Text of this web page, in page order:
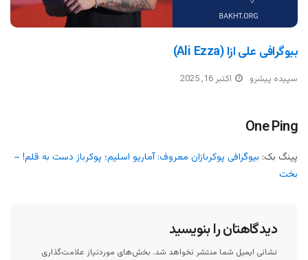
بیوگرافی علی ازا (Ali Ezza)
سپیده پیشرو اکتبر 16, 2025
One Ping
پینگ بک: بیوگرافی پوکربازان معروف: آماریو اسلیم؛ پوکرباز دست به قلم! –
بخت
دیدگاهتان را بنویسید
نشانی ایمیل شما منتشر نخواهد شد. بخش‌های موردنیاز علامت‌گذاری